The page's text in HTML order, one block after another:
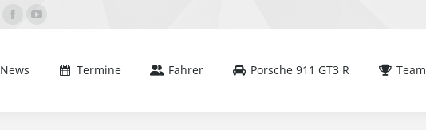
Facebook
opensopens
News Termine Fahrer Porsche 911 GT3 R Team
Termine